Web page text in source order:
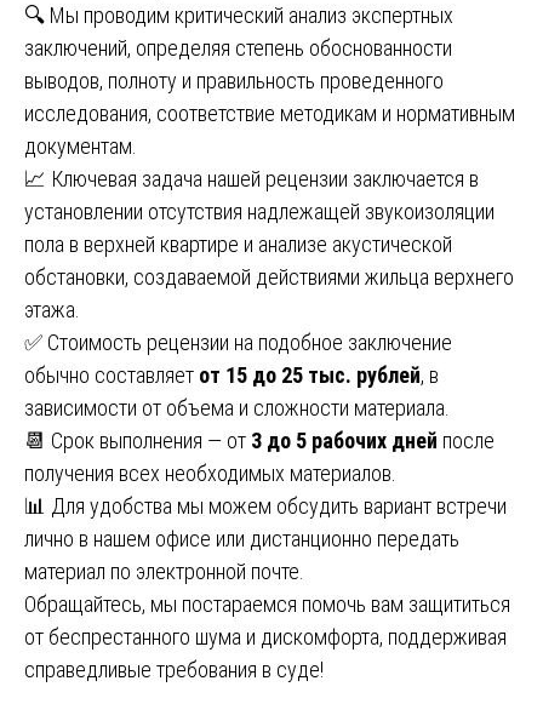
🔍 Мы проводим критический анализ экспертных
заключений, определяя степень обоснованности
выводов, полноту и правильность проведенного
исследования, соответствие методикам и нормативным
документам.
📈 Ключевая задача нашей рецензии заключается в
установлении отсутствия надлежащей звукоизоляции
пола в верхней квартире и анализе акустической
обстановки, создаваемой действиями жильца верхнего
этажа.
✅ Стоимость рецензии на подобное заключение
обычно составляет от 15 до 25 тыс. рублей, в
зависимости от объема и сложности материала.
📆 Срок выполнения — от 3 до 5 рабочих дней после
получения всех необходимых материалов.
📊 Для удобства мы можем обсудить вариант встречи
лично в нашем офисе или дистанционно передать
материал по электронной почте.
Обращайтесь, мы постараемся помочь вам защититься
от беспрестанного шума и дискомфорта, поддерживая
справедливые требования в суде!